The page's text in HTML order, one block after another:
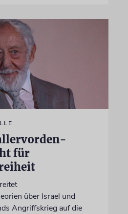
für
über Israel und
Angriffskrieg auf die